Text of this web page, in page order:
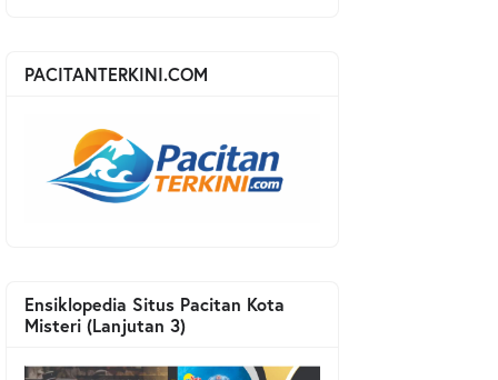
PACITANTERKINI.COM
Ensiklopedia Situs Pacitan Kota
Misteri (Lanjutan 3)